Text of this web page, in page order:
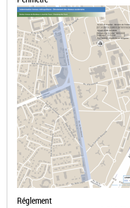
Réglement